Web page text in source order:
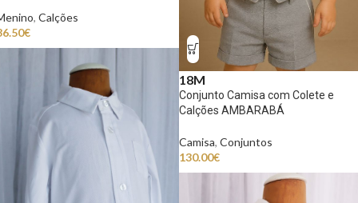
, Calções
€
18M
Conjunto Camisa com Colete e
Calções AMBARABÁ
Camisa, Conjuntos
130.00€